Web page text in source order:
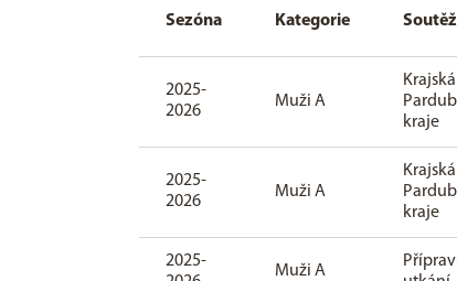
Sezóna Kategorie Soutěž
2025-
2026
Muži A
kraje
2025-
2026
Muži A
kraje
2025-
Muži A